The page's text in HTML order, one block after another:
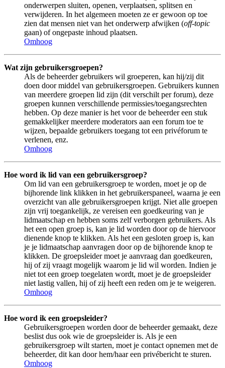
onderwerpen sluiten, openen, verplaatsen, splitsen en
verwijderen. In het algemeen moeten ze er gewoon op toe
zien dat mensen niet van het onderwerp afwijken (off-topic
gaan) of ongepaste inhoud plaatsen.
Omhoog
Wat zijn gebruikersgroepen?
Als de beheerder gebruikers wil groeperen, kan hij/zij dit
doen door middel van gebruikersgroepen. Gebruikers kunnen
van meerdere groepen lid zijn (dit verschilt per forum), deze
groepen kunnen verschillende permissies/toegangsrechten
hebben. Op deze manier is het voor de beheerder een stuk
gemakkelijker meerdere moderators aan een forum toe te
wijzen, bepaalde gebruikers toegang tot een privéforum te
verlenen, enz.
Omhoog
Hoe word ik lid van een gebruikersgroep?
Om lid van een gebruikersgroep te worden, moet je op de
bijhorende link klikken in het gebruikerspaneel, waarna je een
overzicht van alle gebruikersgroepen krijgt. Niet alle groepen
zijn vrij toegankelijk, ze vereisen een goedkeuring van je
lidmaatschap en hebben soms zelf verborgen gebruikers. Als
het een open groep is, kan je lid worden door op de hiervoor
dienende knop te klikken. Als het een gesloten groep is, kan
je je lidmaatschap aanvragen door op de bijhorende knop te
klikken. De groepsleider moet je aanvraag dan goedkeuren,
hij of zij vraagt mogelijk waarom je lid wil worden. Indien je
niet tot een groep toegelaten wordt, moet je de groepsleider
niet lastig vallen, hij of zij heeft een reden om je te weigeren.
Omhoog
Hoe word ik een groepsleider?
Gebruikersgroepen worden door de beheerder gemaakt, deze
beslist dus ook wie de groepsleider is. Als je een
gebruikersgroep wilt starten, moet je contact opnemen met de
beheerder, dit kan door hem/haar een privébericht te sturen.
Omhoog